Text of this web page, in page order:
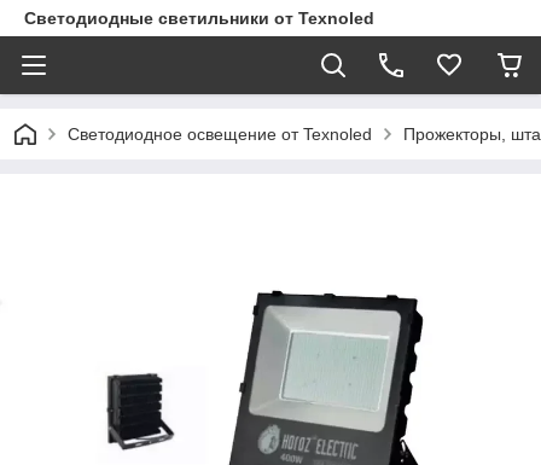
Светодиодные светильники от Texnoled
Светодиодное освещение от Texnoled Прожекторы,